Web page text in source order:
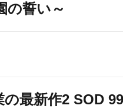
の誓い～
最新作2 SOD